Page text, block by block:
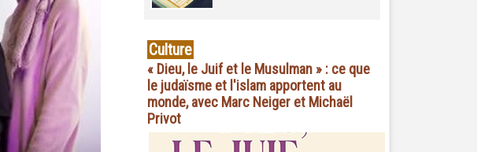
Culture
« Dieu, le Juif et le Musulman » : ce que
le judaïsme et l'islam apportent au
monde, avec Marc Neiger et Michaël
Privot